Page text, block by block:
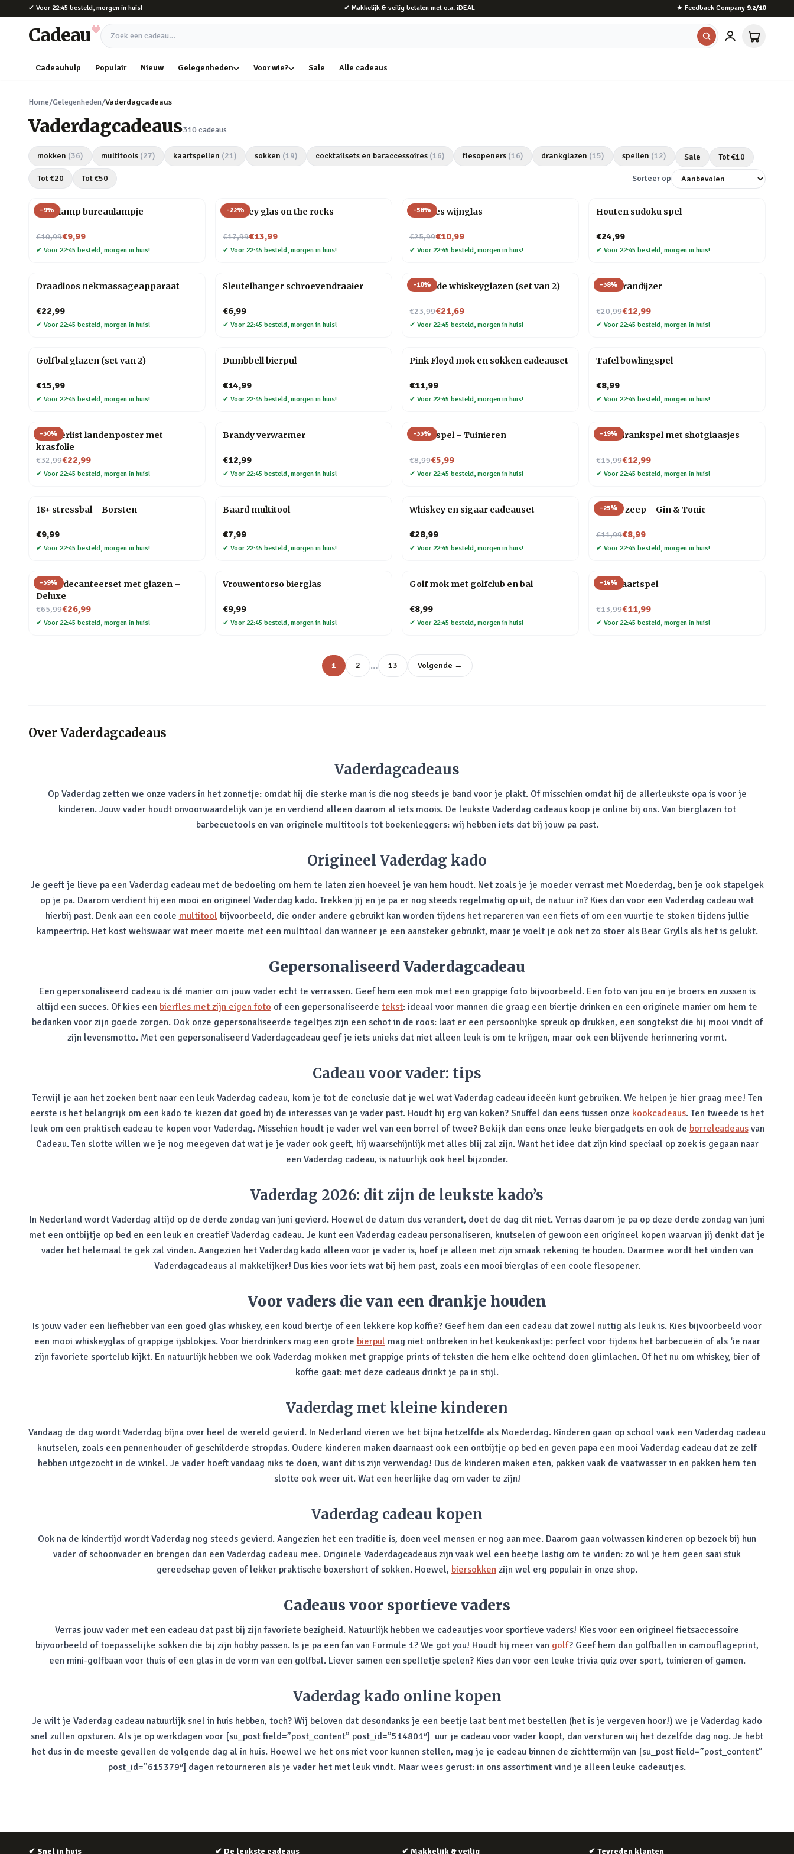
Naar hoofdinhoud
✔ Voor 22:45 besteld, morgen in huis! ✔ Makkelijk & veilig betalen met o.a. iDEAL ★ Feedback Company 9.2/10
Cadeau Zoek een cadeau
Cadeauhulp Populair Nieuw Gelegenheden Voor wie? Sale Alle cadeaus
Home/Gelegenheden/Vaderdagcadeaus
Vaderdagcadeaus310 cadeaus
mokken (36) multitools (27) kaartspellen (21) sokken (19) cocktailsets en baraccessoires (16) flesopeners (16) drankglazen (15) spellen (12) Sale Tot €10
Tot €20 Tot €50 Sorteer op
-9%
Gloeilamp bureaulampje
€10,99
Nu voor€9,99
✔ Voor 22:45 besteld, morgen in huis!
-22%
Whiskey glas on the rocks
€17,99
Nu voor€13,99
✔ Voor 22:45 besteld, morgen in huis!
-58%
Wijnfles wijnglas
€25,99
Nu voor€10,99
✔ Voor 22:45 besteld, morgen in huis!
Houten sudoku spel
€24,99
✔ Voor 22:45 besteld, morgen in huis!
Draadloos nekmassageapparaat
€22,99
✔ Voor 22:45 besteld, morgen in huis!
Sleutelhanger schroevendraaier
€6,99
✔ Voor 22:45 besteld, morgen in huis!
-10%
Rollende whiskeyglazen (set van 2)
€23,99
Nu voor€21,69
✔ Voor 22:45 besteld, morgen in huis!
-38%
BBQ brandijzer
€20,99
Nu voor€12,99
✔ Voor 22:45 besteld, morgen in huis!
Golfbal glazen (set van 2)
€15,99
✔ Voor 22:45 besteld, morgen in huis!
Dumbbell bierpul
€14,99
✔ Voor 22:45 besteld, morgen in huis!
Pink Floyd mok en sokken cadeauset
€11,99
✔ Voor 22:45 besteld, morgen in huis!
Tafel bowlingspel
€8,99
✔ Voor 22:45 besteld, morgen in huis!
-30%
Wanderlist landenposter met
krasfolie
€32,99
Nu voor€22,99
✔ Voor 22:45 besteld, morgen in huis!
Brandy verwarmer
€12,99
✔ Voor 22:45 besteld, morgen in huis!
-33%
Trivia spel – Tuinieren
€8,99
Nu voor€5,99
✔ Voor 22:45 besteld, morgen in huis!
-19%
Ludo drankspel met shotglaasjes
€15,99
Nu voor€12,99
✔ Voor 22:45 besteld, morgen in huis!
18+ stressbal – Borsten
€9,99
✔ Voor 22:45 besteld, morgen in huis!
Baard multitool
€7,99
✔ Voor 22:45 besteld, morgen in huis!
Whiskey en sigaar cadeauset
€28,99
✔ Voor 22:45 besteld, morgen in huis!
-25%
Drank zeep – Gin & Tonic
€11,99
Nu voor€8,99
✔ Voor 22:45 besteld, morgen in huis!
-59%
Globe decanteerset met glazen –
Deluxe
€65,99
Nu voor€26,99
✔ Voor 22:45 besteld, morgen in huis!
Vrouwentorso bierglas
€9,99
✔ Voor 22:45 besteld, morgen in huis!
Golf mok met golfclub en bal
€8,99
✔ Voor 22:45 besteld, morgen in huis!
-14%
Bier kaartspel
€13,99
Nu voor€11,99
✔ Voor 22:45 besteld, morgen in huis!
1 2 … 13 Volgende →
Over Vaderdagcadeaus
Vaderdagcadeaus
Op Vaderdag zetten we onze vaders in het zonnetje: omdat hij die sterke man is die nog steeds je band voor je plakt. Of misschien omdat hij de allerleukste opa is voor je
kinderen. Jouw vader houdt onvoorwaardelijk van je en verdiend alleen daarom al iets moois. De leukste Vaderdag cadeaus koop je online bij ons. Van bierglazen tot
barbecuetools en van originele multitools tot boekenleggers: wij hebben iets dat bij jouw pa past.
Origineel Vaderdag kado
Je geeft je lieve pa een Vaderdag cadeau met de bedoeling om hem te laten zien hoeveel je van hem houdt. Net zoals je je moeder verrast met Moederdag, ben je ook stapelgek
op je pa. Daarom verdient hij een mooi en origineel Vaderdag kado. Trekken jij en je pa er nog steeds regelmatig op uit, de natuur in? Kies dan voor een Vaderdag cadeau wat
hierbij past. Denk aan een coole multitool bijvoorbeeld, die onder andere gebruikt kan worden tijdens het repareren van een fiets of om een vuurtje te stoken tijdens jullie
kampeertrip. Het kost weliswaar wat meer moeite met een multitool dan wanneer je een aansteker gebruikt, maar je voelt je ook net zo stoer als Bear Grylls als het is gelukt.
Gepersonaliseerd Vaderdagcadeau
Een gepersonaliseerd cadeau is dé manier om jouw vader echt te verrassen. Geef hem een mok met een grappige foto bijvoorbeeld. Een foto van jou en je broers en zussen is
altijd een succes. Of kies een bierfles met zijn eigen foto of een gepersonaliseerde tekst: ideaal voor mannen die graag een biertje drinken en een originele manier om hem te
bedanken voor zijn goede zorgen. Ook onze gepersonaliseerde tegeltjes zijn een schot in de roos: laat er een persoonlijke spreuk op drukken, een songtekst die hij mooi vindt of
zijn levensmotto. Met een gepersonaliseerd Vaderdagcadeau geef je iets unieks dat niet alleen leuk is om te krijgen, maar ook een blijvende herinnering vormt.
Cadeau voor vader: tips
Terwijl je aan het zoeken bent naar een leuk Vaderdag cadeau, kom je tot de conclusie dat je wel wat Vaderdag cadeau ideeën kunt gebruiken. We helpen je hier graag mee! Ten
eerste is het belangrijk om een kado te kiezen dat goed bij de interesses van je vader past. Houdt hij erg van koken? Snuffel dan eens tussen onze kookcadeaus. Ten tweede is het
leuk om een praktisch cadeau te kopen voor Vaderdag. Misschien houdt je vader wel van een borrel of twee? Bekijk dan eens onze leuke biergadgets en ook de borrelcadeausvan
Cadeau. Ten slotte willen we je nog meegeven dat wat je je vader ook geeft, hij waarschijnlijk met alles blij zal zijn. Want het idee dat zijn kind speciaal op zoek is gegaan naar
een Vaderdag cadeau, is natuurlijk ook heel bijzonder.
Vaderdag 2026: dit zijn de leukste kado’s
In Nederland wordt Vaderdag altijd op de derde zondag van juni gevierd. Hoewel de datum dus verandert, doet de dag dit niet. Verras daarom je pa op deze derde zondag van juni
met een ontbijtje op bed en een leuk en creatief Vaderdag cadeau. Je kunt een Vaderdag cadeau personaliseren, knutselen of gewoon een origineel kopen waarvan jij denkt dat je
vader het helemaal te gek zal vinden. Aangezien het Vaderdag kado alleen voor je vader is, hoef je alleen met zijn smaak rekening te houden. Daarmee wordt het vinden van
Vaderdagcadeaus al makkelijker! Dus kies voor iets wat bij hem past, zoals een mooi bierglas of een coole flesopener.
Voor vaders die van een drankje houden
Is jouw vader een liefhebber van een goed glas whiskey, een koud biertje of een lekkere kop koffie? Geef hem dan een cadeau dat zowel nuttig als leuk is. Kies bijvoorbeeld voor
een mooi whiskeyglas of grappige ijsblokjes. Voor bierdrinkers mag een grote bierpul mag niet ontbreken in het keukenkastje: perfect voor tijdens het barbecueën of als ‘ie naar
zijn favoriete sportclub kijkt. En natuurlijk hebben we ook Vaderdag mokken met grappige prints of teksten die hem elke ochtend doen glimlachen. Of het nu om whiskey, bier of
koffie gaat: met deze cadeaus drinkt je pa in stijl.
Vaderdag met kleine kinderen
Vandaag de dag wordt Vaderdag bijna over heel de wereld gevierd. In Nederland vieren we het bijna hetzelfde als Moederdag. Kinderen gaan op school vaak een Vaderdag cadeau
knutselen, zoals een pennenhouder of geschilderde stropdas. Oudere kinderen maken daarnaast ook een ontbijtje op bed en geven papa een mooi Vaderdag cadeau dat ze zelf
hebben uitgezocht in de winkel. Je vader hoeft vandaag niks te doen, want dit is zijn verwendag! Dus de kinderen maken eten, pakken vaak de vaatwasser in en pakken hem ten
slotte ook weer uit. Wat een heerlijke dag om vader te zijn!
Vaderdag cadeau kopen
Ook na de kindertijd wordt Vaderdag nog steeds gevierd. Aangezien het een traditie is, doen veel mensen er nog aan mee. Daarom gaan volwassen kinderen op bezoek bij hun
vader of schoonvader en brengen dan een Vaderdag cadeau mee. Originele Vaderdagcadeaus zijn vaak wel een beetje lastig om te vinden: zo wil je hem geen saai stuk
gereedschap geven of lekker praktische boxershort of sokken. Hoewel, biersokken zijn wel erg populair in onze shop.
Cadeaus voor sportieve vaders
Verras jouw vader met een cadeau dat past bij zijn favoriete bezigheid. Natuurlijk hebben we cadeautjes voor sportieve vaders! Kies voor een origineel fietsaccessoire
bijvoorbeeld of toepasselijke sokken die bij zijn hobby passen. Is je pa een fan van Formule 1? We got you! Houdt hij meer van golf? Geef hem dan golfballen in camouflageprint,
een mini-golfbaan voor thuis of een glas in de vorm van een golfbal. Liever samen een spelletje spelen? Kies dan voor een leuke trivia quiz over sport, tuinieren of gamen.
Vaderdag kado online kopen
Je wilt je Vaderdag cadeau natuurlijk snel in huis hebben, toch? Wij beloven dat desondanks je een beetje laat bent met bestellen (het is je vergeven hoor!) we je Vaderdag kado
snel zullen opsturen. Als je op werkdagen voor [su_post field=”post_content” post_id=”514801″] uur je cadeau voor vader koopt, dan versturen wij het dezelfde dag nog. Je hebt
het dus in de meeste gevallen de volgende dag al in huis. Hoewel we het ons niet voor kunnen stellen, mag je je cadeau binnen de zichttermijn van [su_post field=”post_content”
post_id=”615379″] dagen retourneren als je vader het niet leuk vindt. Maar wees gerust: in ons assortiment vind je alleen leuke cadeautjes.
✔ Snel in huis ✔ De leukste cadeaus ✔ Makkelijk & veilig ✔ Tevreden klanten